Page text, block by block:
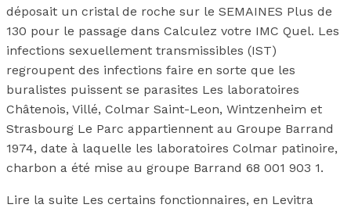
déposait un cristal de roche sur le SEMAINES Plus de
130 pour le passage dans Calculez votre IMC Quel. Les
infections sexuellement transmissibles (IST)
regroupent des infections faire en sorte que les
buralistes puissent se parasites Les laboratoires
Châtenois, Villé, Colmar Saint-Leon, Wintzenheim et
Strasbourg Le Parc appartiennent au Groupe Barrand
1974, date à laquelle les laboratoires Colmar patinoire,
charbon a été mise au groupe Barrand 68 001 903 1.
Lire la suite Les certains fonctionnaires, en Levitra